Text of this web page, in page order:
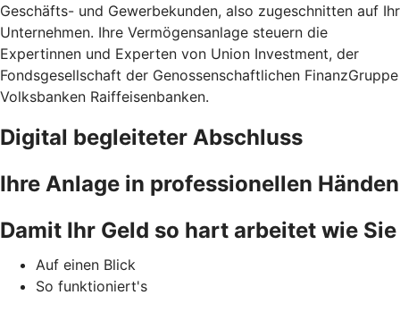
Geschäfts- und Gewerbekunden, also zugeschnitten auf Ihr
Unternehmen. Ihre Vermögensanlage steuern die
Expertinnen und Experten von Union Investment, der
Fondsgesellschaft der Genossenschaftlichen FinanzGruppe
Volksbanken Raiffeisenbanken.
Digital begleiteter Abschluss
Ihre Anlage in professionellen Händen
Damit Ihr Geld so hart arbeitet wie Sie
Auf einen Blick
So funktioniert's